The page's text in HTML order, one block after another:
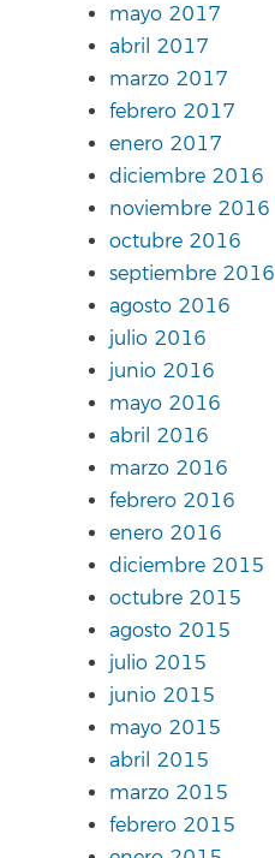
mayo 2017
abril 2017
marzo 2017
febrero 2017
enero 2017
diciembre 2016
noviembre 2016
octubre 2016
septiembre 2016
agosto 2016
julio 2016
junio 2016
mayo 2016
abril 2016
marzo 2016
febrero 2016
enero 2016
diciembre 2015
octubre 2015
agosto 2015
julio 2015
junio 2015
mayo 2015
abril 2015
marzo 2015
febrero 2015